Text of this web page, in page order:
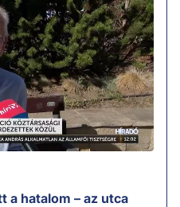
a hatalom – az utca